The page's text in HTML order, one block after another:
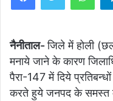
नैनीताल-जिले में होली
मनाये जाने के कारण
पैरा-147 में दिये
करते हुये जनपद के समस्त